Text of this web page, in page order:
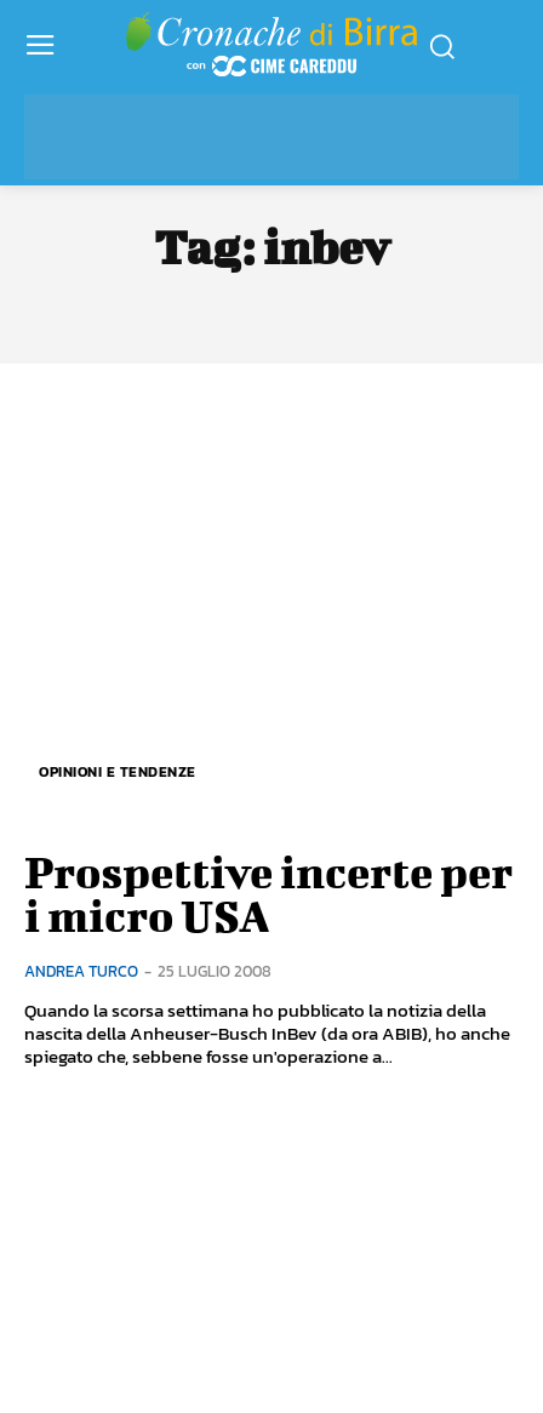
Tag:inbev
OPINIONI E TENDENZE
Prospettive incerte per
i micro USA
ANDREA TURCO - 25 LUGLIO 2008
Quando la scorsa settimana ho pubblicato la notizia della
nascita della Anheuser-Busch InBev (da ora ABIB), ho anche
spiegato che, sebbene fosse un'operazione a...